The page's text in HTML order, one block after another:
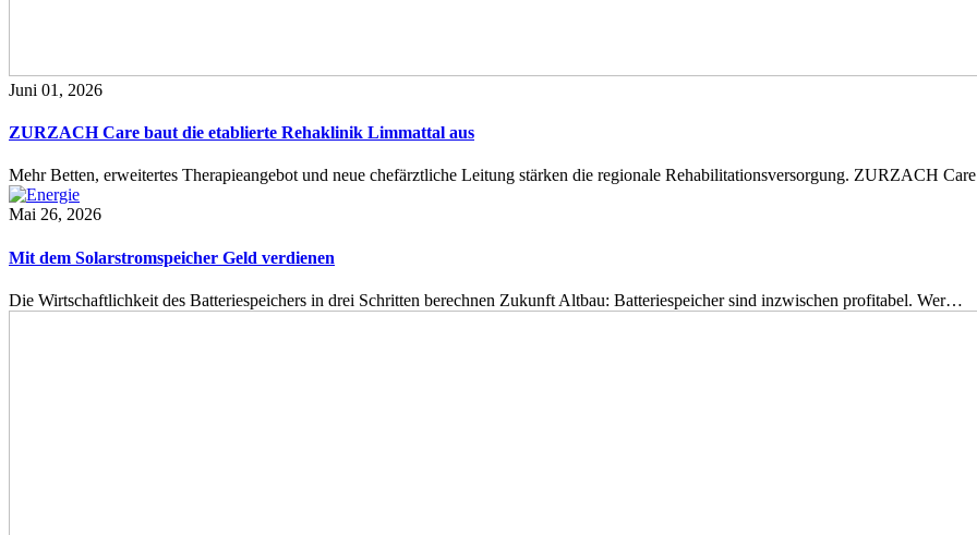
Juni 01, 2026
ZURZACH Care baut die etablierte Rehaklinik Limmattal aus
Mehr Betten, erweitertes Therapieangebot und neue chefärztliche Leitung stärken die regionale Rehabilitationsversorgung. ZURZACH
Mai 26, 2026
Mit dem Solarstromspeicher Geld verdienen
Die Wirtschaftlichkeit des Batteriespeichers in drei Schritten berechnen Zukunft Altbau: Batteriespeicher sind inzwischen profitabel. Wer…